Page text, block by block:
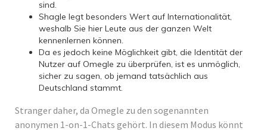
sind.
Shagle legt besonders Wert auf Internationalität,
weshalb Sie hier Leute aus der ganzen Welt
kennenlernen können.
Da es jedoch keine Möglichkeit gibt, die Identität der
Nutzer auf Omegle zu überprüfen, ist es unmöglich,
sicher zu sagen, ob jemand tatsächlich aus
Deutschland stammt.
Stranger daher, da Omegle zu den sogenannten
anonymen 1-on-1-Chats gehört. In diesem Modus könnt